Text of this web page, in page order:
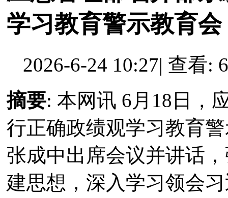
学习教育警示教育会
2026-6-24 10:27| 查看:
摘要: 本网讯 6月18日，
行正确政绩观学习教育
张成中出席会议并讲话
建思想，深入学习领会